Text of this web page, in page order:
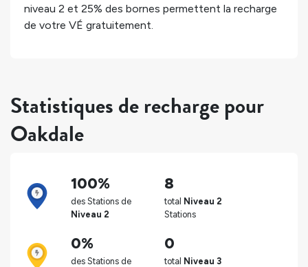
niveau 2 et 25% des bornes permettent la recharge
de votre VÉ gratuitement.
Statistiques de recharge pour
Oakdale
100%
des Stations de
Niveau 2
8
total Niveau 2
Stations
0%
des Stations de
0
total Niveau 3